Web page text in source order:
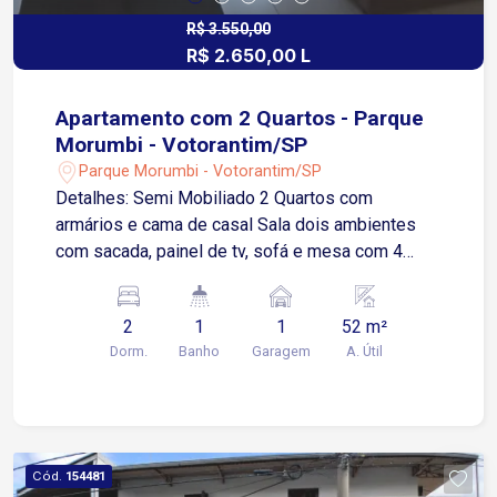
R$ 3.550,00
R$ 2.650,00 L
Apartamento com 2 Quartos - Parque
Morumbi - Votorantim/SP
Parque Morumbi - Votorantim/SP
Detalhes: Semi Mobiliado 2 Quartos com
armários e cama de casal Sala dois ambientes
com sacada, painel de tv, sofá e mesa com 4
Banheiro Social com box de vidro Área de
Serviço 1 Vaga de garagem coberta O
condomínio conta com infraestrutura completa
minutos do Shopping Iguatemi Esplanada 4
minutos do Mercadão Campolim 6 minutos da
2
Dorm.
1
Banho
1
Garagem
52 m²
A. Útil
Cód. 154481